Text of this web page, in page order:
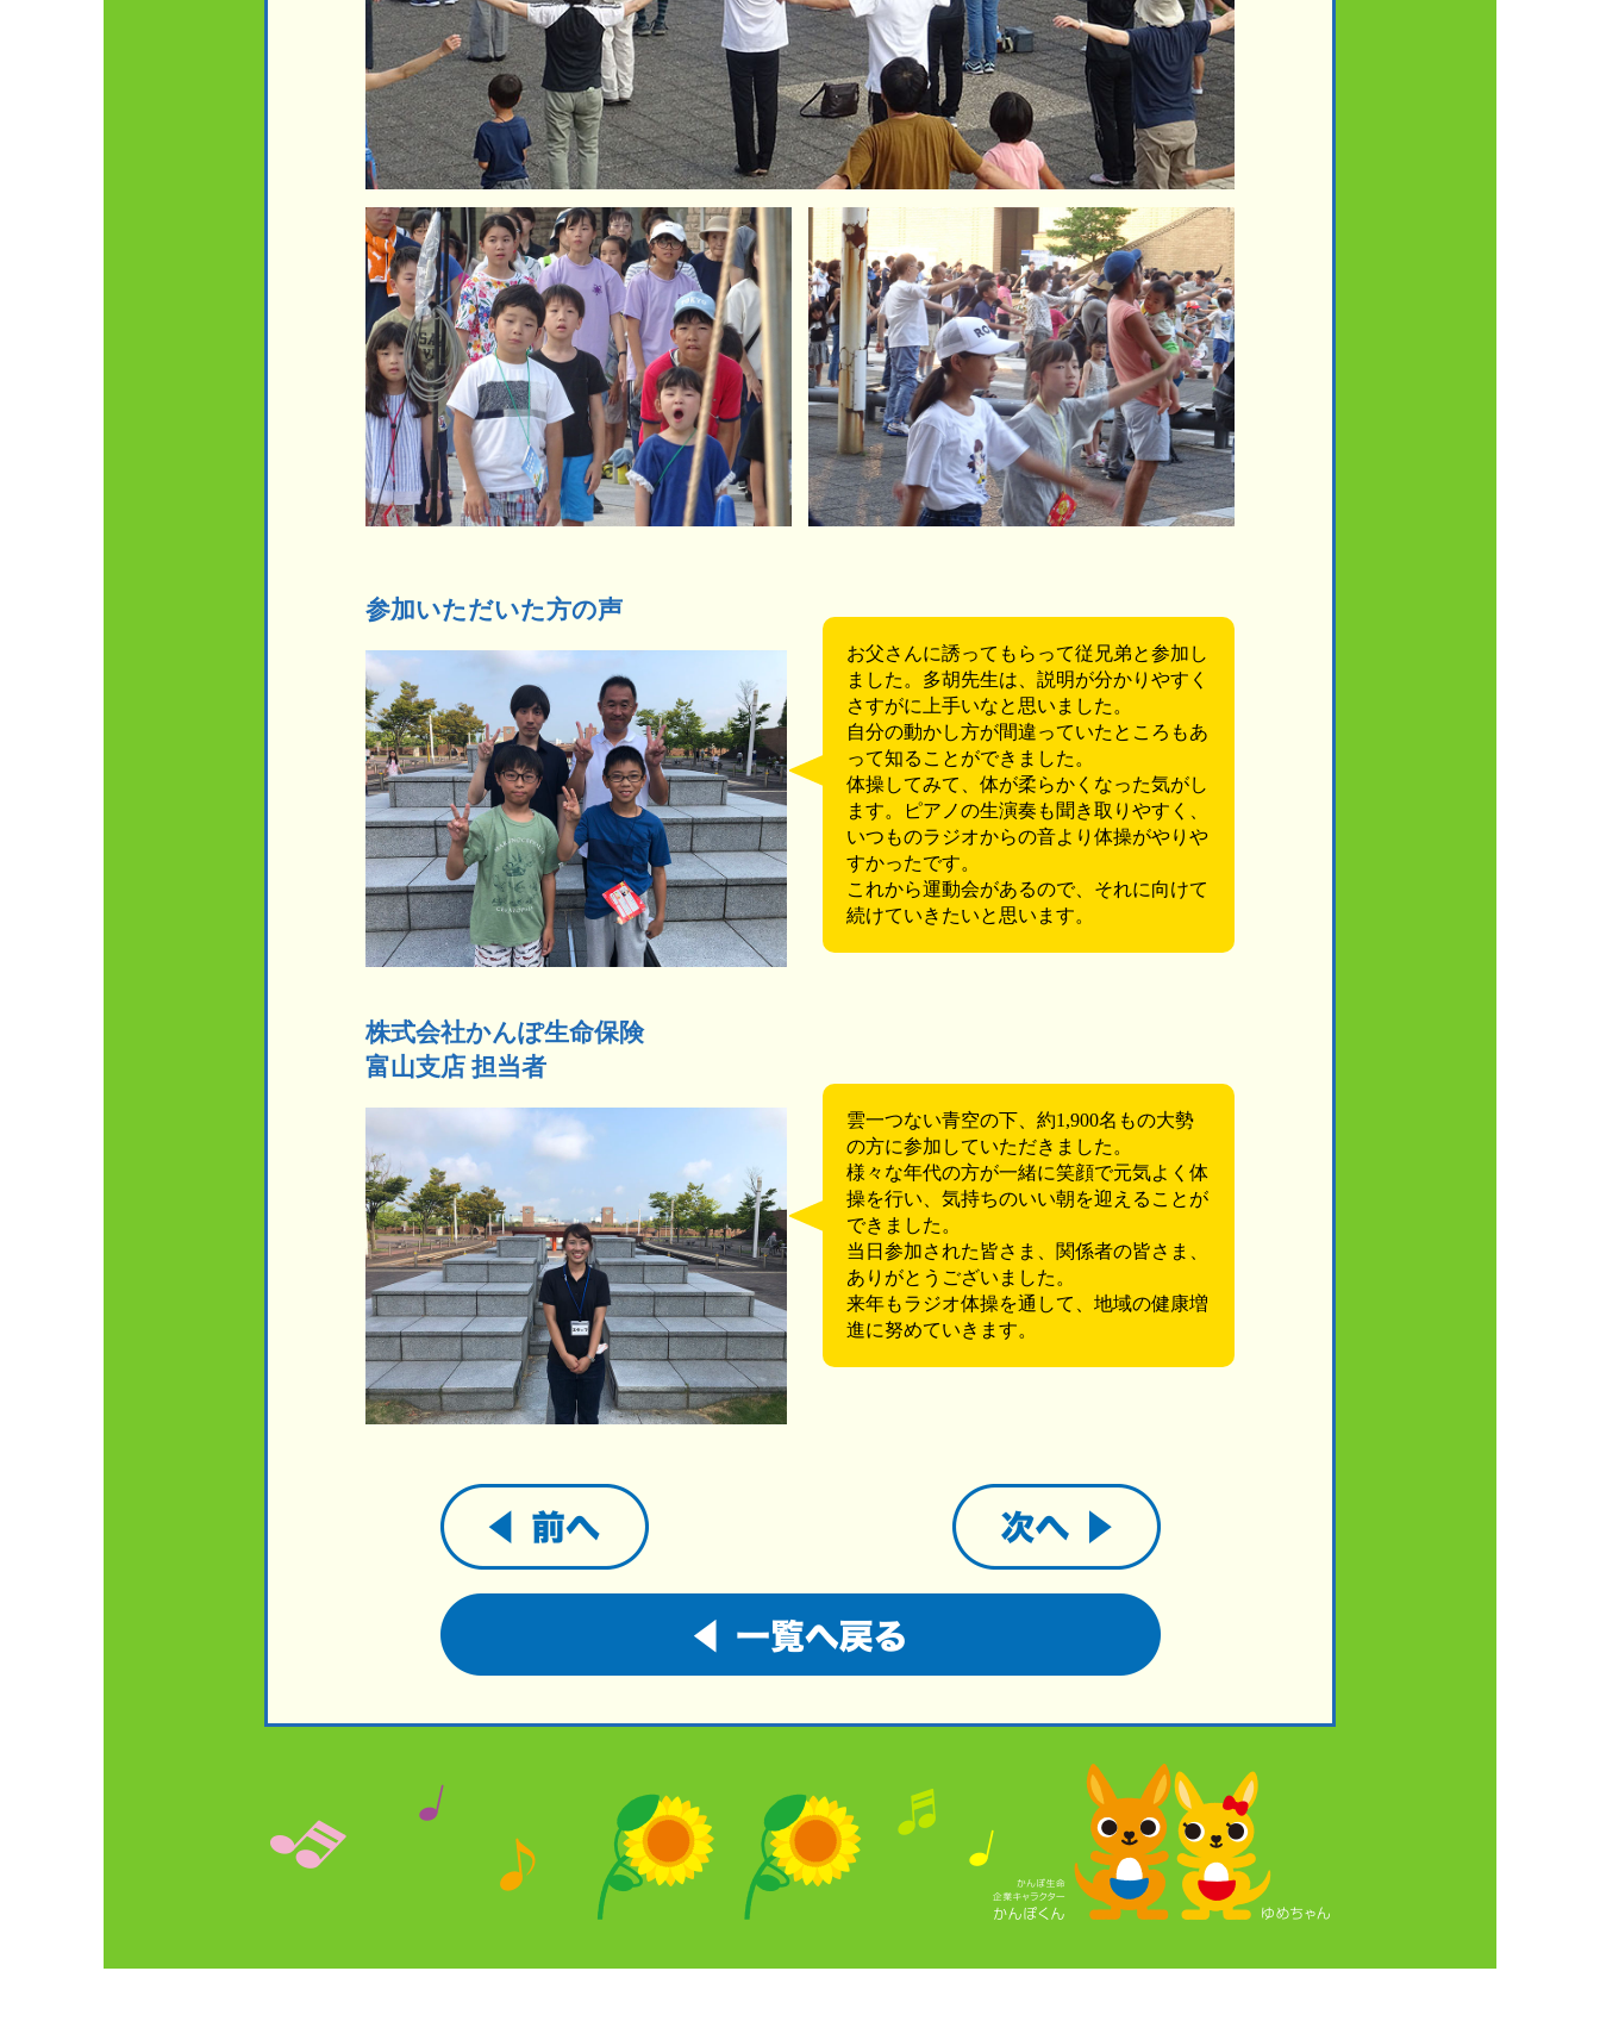
参加いただいた方の声
お父さんに誘ってもらって従兄弟と参加し
ました。多胡先生は、説明が分かりやすく
さすがに上手いなと思いました。
自分の動かし方が間違っていたところもあ
って知ることができました。
体操してみて、体が柔らかくなった気がし
ます。ピアノの生演奏も聞き取りやすく、
いつものラジオからの音より体操がやりや
すかったです。
これから運動会があるので、それに向けて
続けていきたいと思います。
株式会社かんぽ生命保険
富山支店 担当者
雲一つない青空の下、約1,900名もの大勢
の方に参加していただきました。
様々な年代の方が一緒に笑顔で元気よく体
操を行い、気持ちのいい朝を迎えることが
できました。
当日参加された皆さま、関係者の皆さま、
ありがとうございました。
来年もラジオ体操を通して、地域の健康増
進に努めていきます。